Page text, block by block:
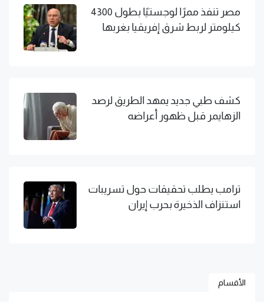
مصر تنفذ ممرًا لوجستيًا بطول 4300
كيلومتر لربط شرق إفريقيا بغربها
كشف طبي جديد يمهد الطريق لرصد
الزهايمر قبل ظهور أعراضه
ترامب يطلب تحقيقات حول تسريبات
استنزاف الذخيرة بحرب إيران
الأقسام